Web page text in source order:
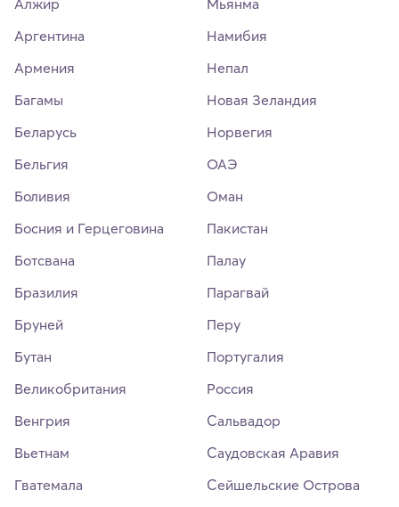
Алжир
Аргентина
Армения
Багамы
Беларусь
Бельгия
Боливия
Босния и Герцеговина
Ботсвана
Бразилия
Бруней
Бутан
Великобритания
Венгрия
Вьетнам
Гватемала
Мьянма
Намибия
Непал
Новая Зеландия
Норвегия
ОАЭ
Оман
Пакистан
Палау
Парагвай
Перу
Португалия
Россия
Сальвадор
Саудовская Аравия
Сейшельские Острова